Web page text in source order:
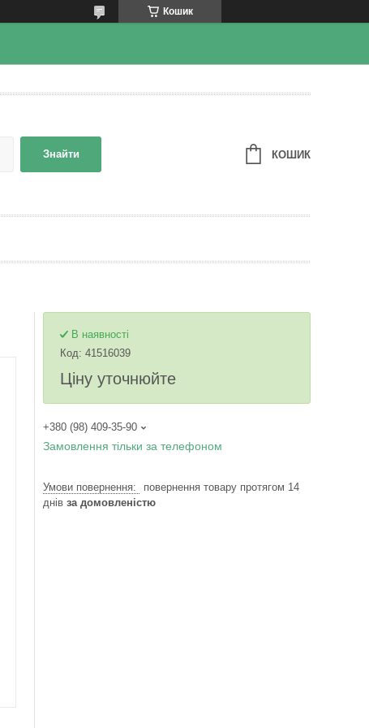
Кошик
Знайти КОШИК
В наявності
Код: 41516039
Ціну уточнюйте
+380 (98) 409-35-90
Замовлення тільки за телефоном
повернення товару протягом 14
днів за домовленістю